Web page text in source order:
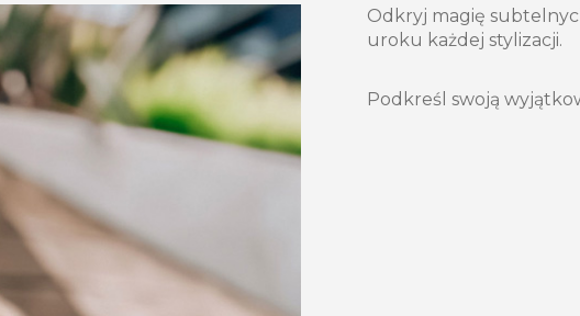
Odkryj magię
uroku każdej stylizacji.
Podkreśl swoją